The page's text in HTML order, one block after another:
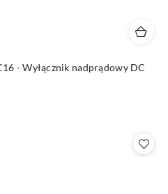
- Wyłącznik nadprądowy DC